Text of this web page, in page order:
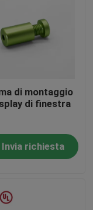
di montaggio
di finestra
Invia richiesta